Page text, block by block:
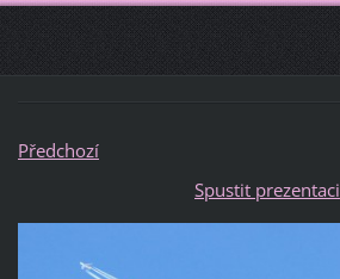
Předchozí
Spustit prezentaci